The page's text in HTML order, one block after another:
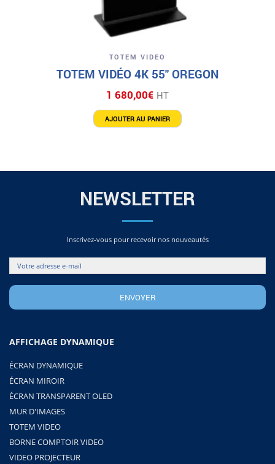
TOTEM VIDEO
TOTEM VIDÉO 4K 55″ OREGON
1 680,00€ HT
AJOUTER AU PANIER
NEWSLETTER
Inscrivez-vous pour recevoir nos nouveautés
AFFICHAGE DYNAMIQUE
ÉCRAN DYNAMIQUE
ÉCRAN MIROIR
ÉCRAN TRANSPARENT OLED
MUR D'IMAGES
TOTEM VIDEO
BORNE COMPTOIR VIDEO
VIDEO PROJECTEUR